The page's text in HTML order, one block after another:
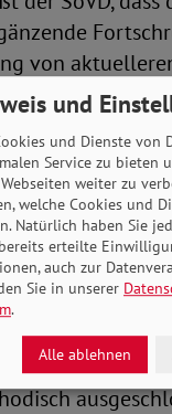
von
ermöglicht.
der
XII zweckmäßig,
zu einer
Haushalte
SoVD sollte
Ergebnisse
Vergleich zu
der damit
und
und Dienste von
Service zu bieten
weiter zu
welche Cookies und
Natürlich haben Sie
erteilte
auch zur
Sie in unserer
.
Alle ablehnen